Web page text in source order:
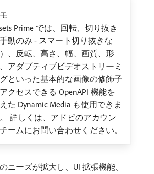
Prime では、回転、切り抜き
手動のみ - スマート切り抜きな
、反転、高さ、幅、画質、形
アダプティブビデオストリーミ
といった基本的な画像の修飾子
クセスできる OpenAPI 機能を
た Dynamic Media も使用できま
詳しくは、アドビのアカウン
チームにお問い合わせください。
ニーズが拡大し、UI 拡張機能、